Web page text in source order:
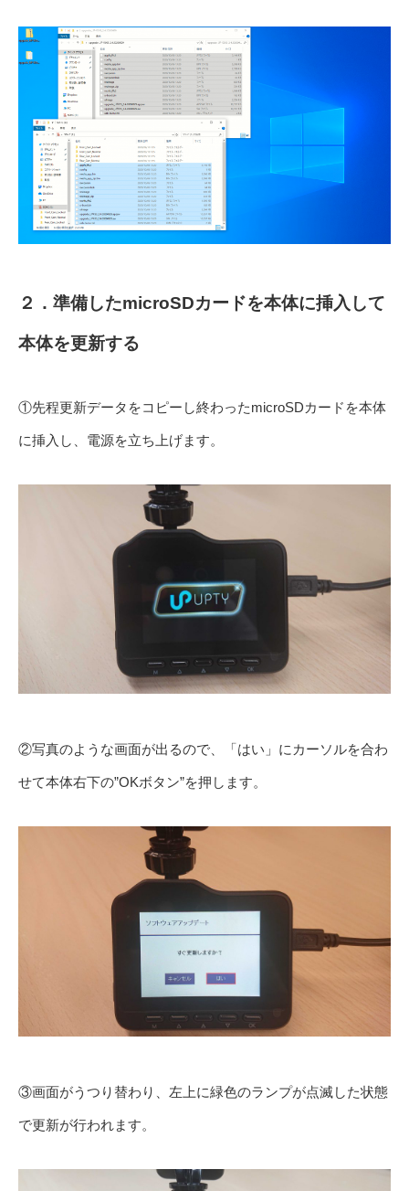
２．準備したmicroSDカードを本体に挿入して
本体を更新する
①先程更新データをコピーし終わったmicroSDカードを本体
に挿入し、電源を立ち上げます。
②写真のような画面が出るので、「はい」にカーソルを合わ
せて本体右下の”OKボタン”を押します。
③画面がうつり替わり、左上に緑色のランプが点滅した状態
で更新が行われます。